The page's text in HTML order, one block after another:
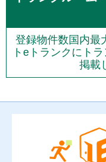
登録物件数国内最
トeトランクにト
掲載